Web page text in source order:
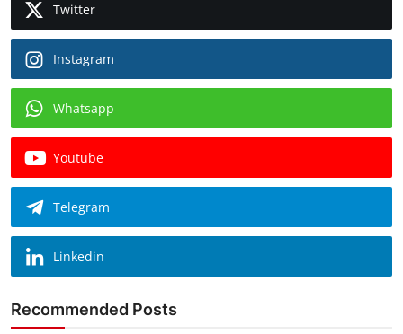
Twitter
Instagram
Whatsapp
Youtube
Telegram
Linkedin
Recommended Posts